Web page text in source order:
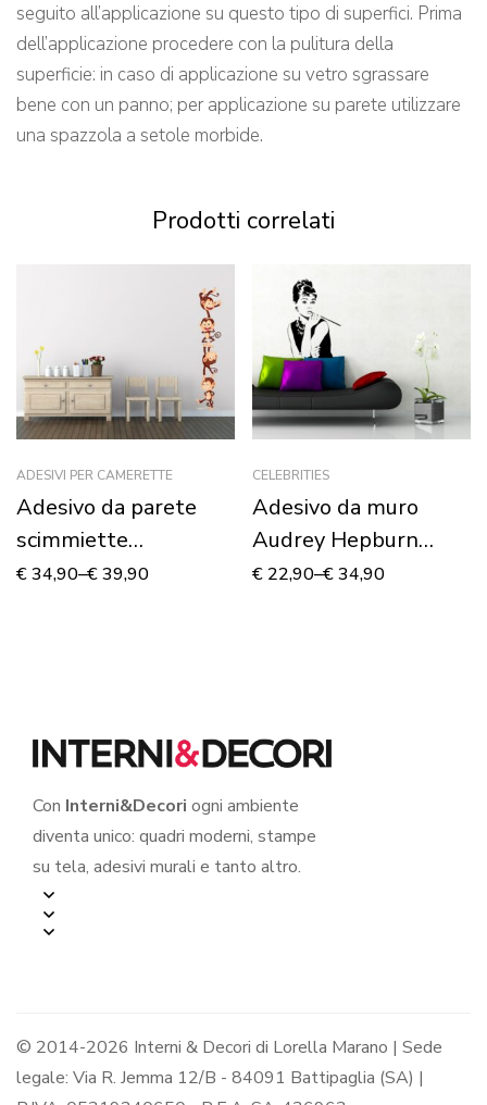
seguito all’applicazione su questo tipo di superfici. Prima
dell’applicazione procedere con la pulitura della
superficie: in caso di applicazione su vetro sgrassare
bene con un panno; per applicazione su parete utilizzare
una spazzola a setole morbide.
Prodotti correlati
ADESIVI PER CAMERETTE
Adesivo da parete
scimmiette
“DIVERTENTI
€34,90–€39,90
CELEBRITIES
Adesivo da muro
Audrey Hepburn
“COLAZIONE DA
€ 22,90–€34,90
Con Interni&Decori ogni ambiente
diventa unico: quadri moderni, stampe
su tela, adesivi murali e tanto altro.
© 2014-2026 Interni & Decori di Lorella Marano | Sede
legale: Via R. Jemma 12/B - 84091 Battipaglia (SA) |